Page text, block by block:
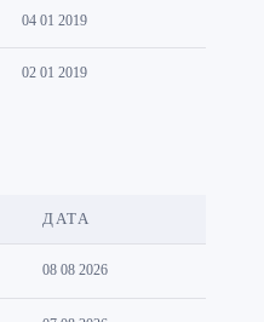
04 01 2019
02 01 2019
ДАТА
08 08 2026